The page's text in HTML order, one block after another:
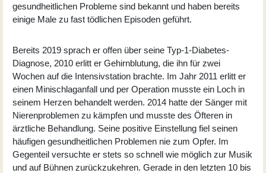
gesundheitlichen Probleme sind bekannt und haben bereits
einige Male zu fast tödlichen Episoden geführt.
Bereits 2019 sprach er offen über seine Typ-1-Diabetes-
Diagnose, 2010 erlitt er Gehirnblutung, die ihn für zwei
Wochen auf die Intensivstation brachte. Im Jahr 2011 erlitt er
einen Minischlaganfall und per Operation musste ein Loch in
seinem Herzen behandelt werden. 2014 hatte der Sänger mit
Nierenproblemen zu kämpfen und musste des Öfteren in
ärztliche Behandlung. Seine positive Einstellung fiel seinen
häufigen gesundheitlichen Problemen nie zum Opfer. Im
Gegenteil versuchte er stets so schnell wie möglich zur Musik
und auf Bühnen zurückzukehren. Gerade in den letzten 10 bis